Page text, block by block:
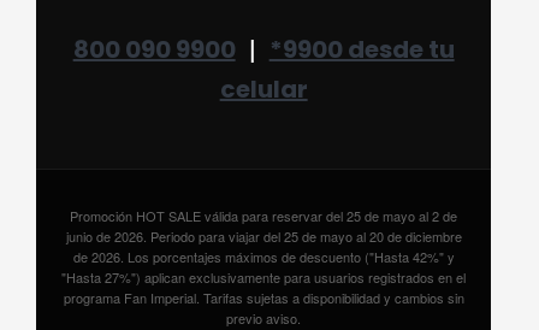
800 090 9900 | *9900 desde tu
celular
Promoción HOT SALE válida para reservar del 25 de mayo al 2 de
junio de 2026. Periodo para viajar del 25 de mayo al 20 de diciembre
de 2026. Los porcentajes máximos de descuento ("Hasta 42%" y
"Hasta 27%") aplican exclusivamente para usuarios registrados en el
programa Fan Imperial. Tarifas sujetas a disponibilidad y cambios sin
previo aviso.